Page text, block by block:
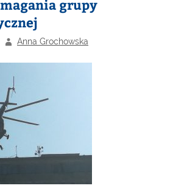
grupy
Anna Grochowska